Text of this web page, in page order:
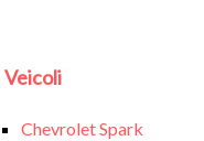
Veicoli
Chevrolet Spark